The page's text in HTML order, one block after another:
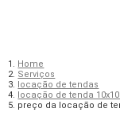
Home
Serviços
locação de tendas
locação de tenda
preço da locação de